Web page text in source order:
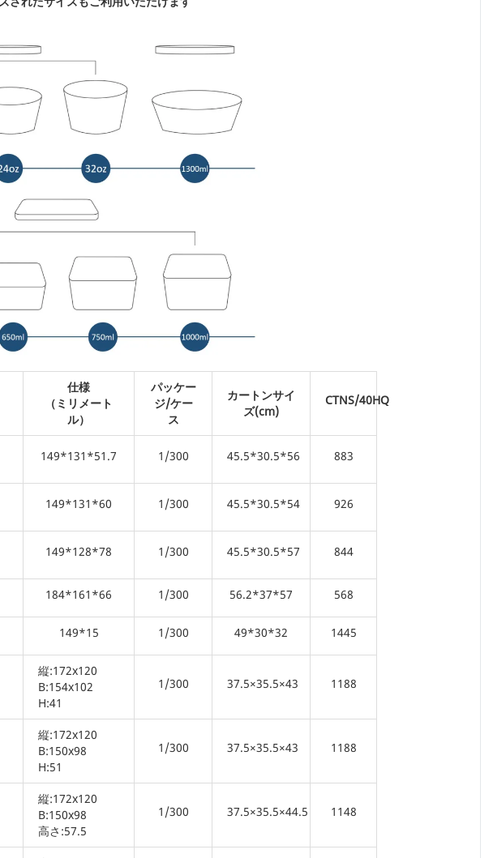
仕様
（ミリメート
ル）
パッケー
ジ/ケー
ス
カートンサイ
ズ(cm)
CTNS/40HQ
149*131*51.7 1/300 45.5*30.5*56 883
149*131*60 1/300 45.5*30.5*54 926
149*128*78 1/300 45.5*30.5*57 844
184*161*66 1/300 56.2*37*57 568
149*15 1/300 49*30*32 1445
縦:172x120
B:154x102
H:41
1/300 37.5×35.5×43 1188
縦:172x120
B:150x98
H:51
1/300 37.5×35.5×43 1188
縦:172x120
B:150x98
高さ:57.5
1/300 37.5×35.5×44.5 1148